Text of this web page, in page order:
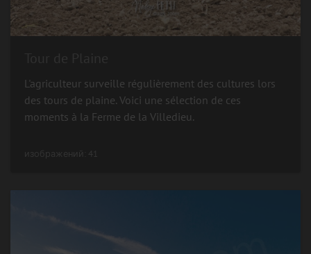
L'agriculteur surveille régulièrement des cultures lors
des tours de plaine. Voici une sélection de ces
moments à la Ferme de la Villedieu.
изображений: 41